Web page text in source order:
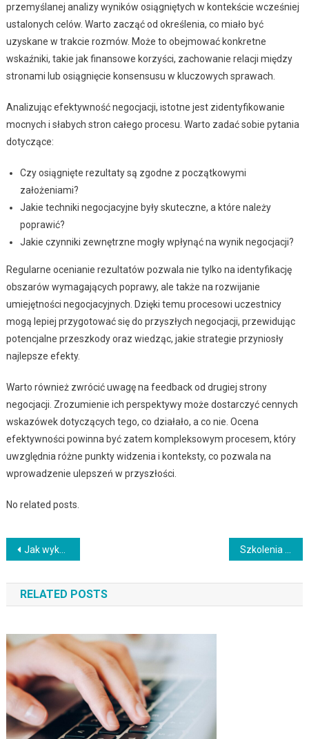
przemyślanej analizy wyników osiągniętych w kontekście wcześniej
ustalonych celów. Warto zacząć od określenia, co miało być
uzyskane w trakcie rozmów. Może to obejmować konkretne
wskaźniki, takie jak finansowe korzyści, zachowanie relacji między
stronami lub osiągnięcie konsensusu w kluczowych sprawach.
Analizując efektywność negocjacji, istotne jest zidentyfikowanie
mocnych i słabych stron całego procesu. Warto zadać sobie pytania
dotyczące:
Czy osiągnięte rezultaty są zgodne z początkowymi
założeniami?
Jakie techniki negocjacyjne były skuteczne, a które należy
poprawić?
Jakie czynniki zewnętrzne mogły wpłynąć na wynik negocjacji?
Regularne ocenianie rezultatów pozwala nie tylko na identyfikację
obszarów wymagających poprawy, ale także na rozwijanie
umiejętności negocjacyjnych. Dzięki temu procesowi uczestnicy
mogą lepiej przygotować się do przyszłych negocjacji, przewidując
potencjalne przeszkody oraz wiedząc, jakie strategie przyniosły
najlepsze efekty.
Warto również zwrócić uwagę na feedback od drugiej strony
negocjacji. Zrozumienie ich perspektywy może dostarczyć cennych
wskazówek dotyczących tego, co działało, a co nie. Ocena
efektywności powinna być zatem kompleksowym procesem, który
uwzględnia różne punkty widzenia i konteksty, co pozwala na
wprowadzenie ulepszeń w przyszłości.
No related posts.
Nawigacja
wpisu
Jak wykorzystać neuro marketing w biznesie?
RELATED POSTS